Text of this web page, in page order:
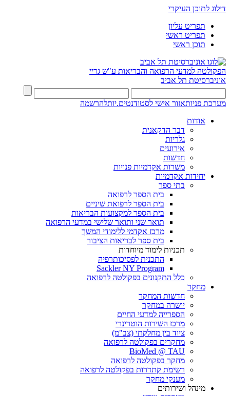
דילוג לתוכן העיקרי
תפריט עליון
תפריט ראשי
תוכן ראשי
הפקולטה למדעי הרפואה והבריאות ע"ש גריי
אוניברסיטת תל אביב
מערכת פניותאזור אישי לסטודנטים.יותלהרשמה
אודות
דבר הדקאנית
גלריות
אירועים
חדשות
משרות אקדמיות פנויות
יחידות אקדמיות
בתי ספר
בית הספר לרפואה
בית הספר לרפואת שיניים
בית הספר למקצועות הבריאות
תואר שני ותואר שלישי במדעי הרפואה
מרכז אקדמי ללימודי המשך
בית ספר לבריאות הציבור
תכניות לימוד מיוחדות
התכנית לפסיכותרפיה
Sackler NY Program
כלל התקנונים בפקולטה לרפואה
מחקר
חדשות המחקר
יושרה במחקר
הספרייה למדעי החיים
מרכז השירות הוטרינרי
ציוד בין מחלקתי (צב"מ)
מחקרים בפקולטה לרפואה
BioMed @ TAU
מחקר בפקולטה לרפואה
רשימת קתדרות בפקולטה לרפואה
מענקי מחקר
מינהל ושירותים